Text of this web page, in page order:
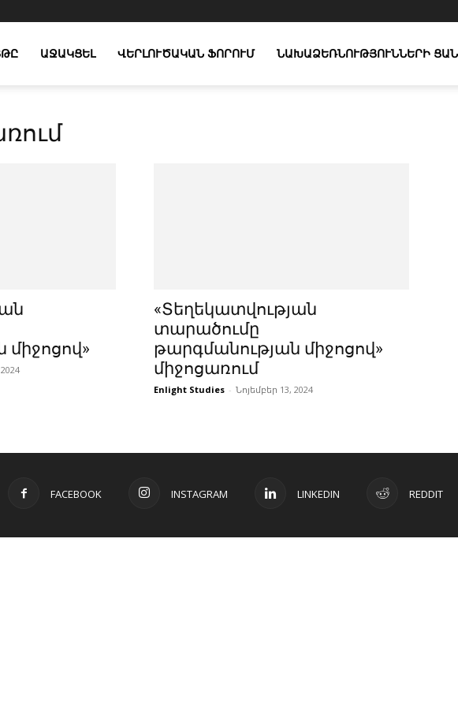
ԱՋԱԿՑԵԼ ՎԵՐԼՈՒԾԱԿԱՆ ՖՈՐՈՒՄ ՆԱԽԱՁԵՌՆՈՒԹՅՈՒՆՆԵՐԻ
«Տեղեկատվության
տարածումը
թարգմանության միջոցով»
միջոցառում
Enlight Studies - Նոյեմբեր 13, 2024
FACEBOOK INSTAGRAM LINKEDIN REDDIT